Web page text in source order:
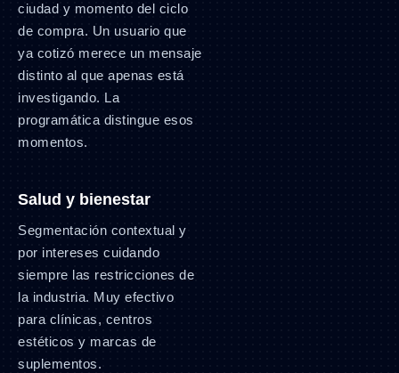
ciudad y momento del ciclo
de compra. Un usuario que
ya cotizó merece un mensaje
distinto al que apenas está
investigando. La
programática distingue esos
momentos.
Salud y bienestar
Segmentación contextual y
por intereses cuidando
siempre las restricciones de
la industria. Muy efectivo
para clínicas, centros
estéticos y marcas de
suplementos.